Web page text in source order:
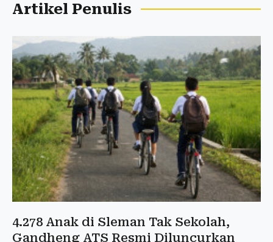
Artikel Penulis
4.278 Anak di Sleman Tak Sekolah,
Gandheng ATS Resmi Diluncurkan